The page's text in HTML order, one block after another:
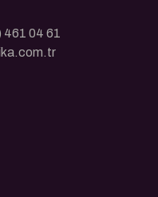
461 04 61